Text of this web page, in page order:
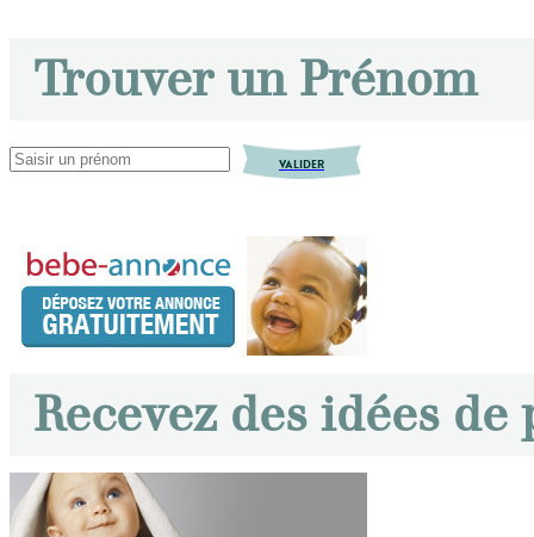
Trouver un Prénom
VALIDER
Recevez des idées